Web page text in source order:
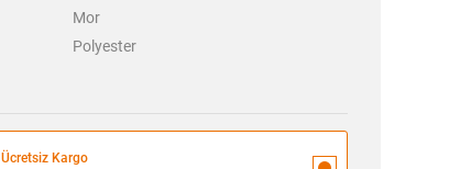
Mor
Polyester
Ücretsiz Kargo